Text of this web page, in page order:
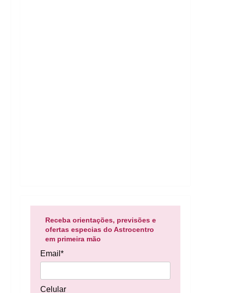
Receba orientações, previsões e
ofertas especias do Astrocentro
em primeira mão
Email*
Celular